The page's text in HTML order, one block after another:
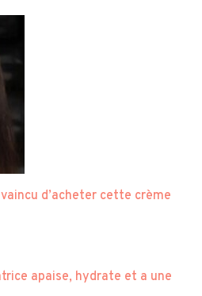
d’acheter cette crème
apaise, hydrate et a une